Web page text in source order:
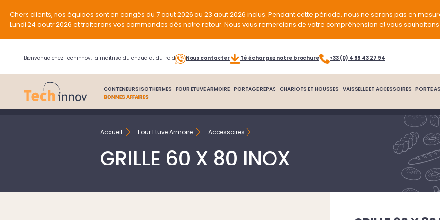
Chers clients, nos équipes sont en congés du 7 aout 2026 au 23 aout 2026 inclus. Pendant cette période, nous ne serons pas en
Lundi 24 aoutr 2026 et traiterons vos commandes dès notre retour. Nous vous remercions de votre compréhension et vous
Bienvenue chez Techinnov, la maîtrise du chaud et du froid Nous contacter Téléchargez notre brochure +33 (0) 4 99 43 27 94
CONTENEURS ISOTHERMES FOUR ETUVE ARMOIRE PORTAGE REPAS CHARIOTS ET HOUSSES VAISSELLE ET ACCESSOIRES PORTE
BONNES AFFAIRES
Accueil Four Etuve Armoire Accessoires
GRILLE 60 X 80 INOX